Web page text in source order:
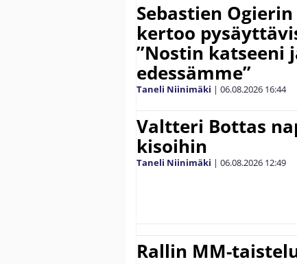
Sebastien
kertoo
”Nostin katseeni
edessämme”
Taneli Niinimäki | 06.08.2026 16:44
Valtteri Bottas
kisoihin
Taneli Niinimäki | 06.08.2026 12:49
Rallin MM-